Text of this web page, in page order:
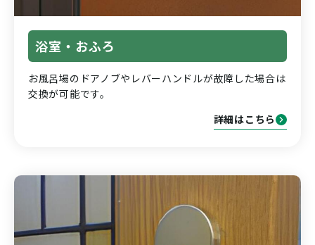
浴室・おふろ
お風呂場のドアノブやレバーハンドルが故障した場合は
交換が可能です。
詳細はこちら